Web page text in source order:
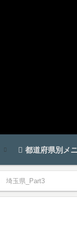
都道府県別メ
埼玉県_Part3